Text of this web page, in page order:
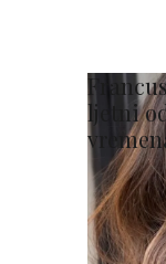
ljetni